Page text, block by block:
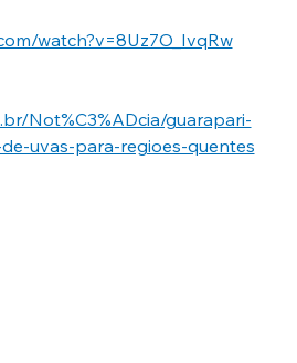
watch?v=8Uz7O_IvqRw
Not%C3%ADcia/guarapari-
uvas-para-regioes-quentes